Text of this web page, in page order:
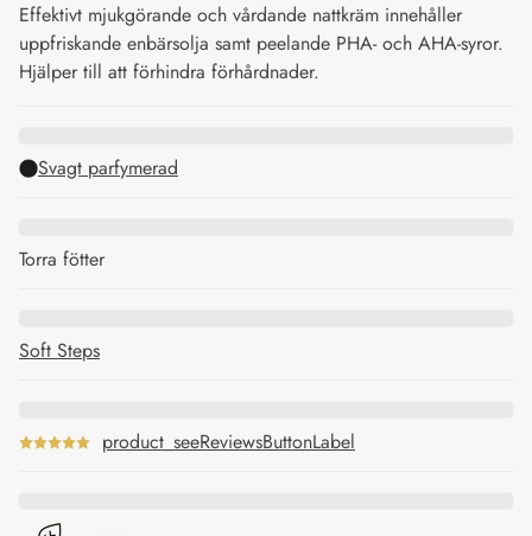
Effektivt mjukgörande och vårdande nattkräm innehåller
uppfriskande enbärsolja samt peelande PHA- och AHA-syror.
Hjälper till att förhindra förhårdnader.
Svagt parfymerad
Torra fötter
Soft Steps
product_seeReviewsButtonLabel